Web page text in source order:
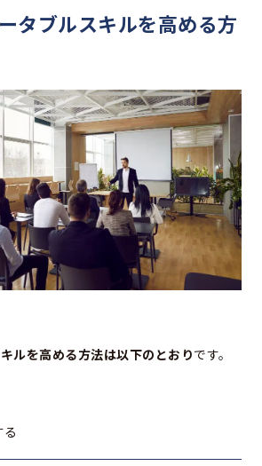
タブルスキルを高める方
ルを高める方法は以下のとおりです。